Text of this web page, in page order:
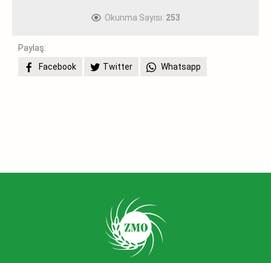
Okunma Sayısı: 253
Paylaş:
Facebook
Twitter Whatsapp